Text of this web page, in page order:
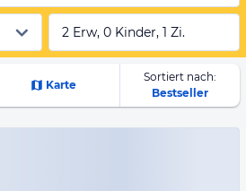
2 Erw, 0 Kinder, 1 Zi.
Karte
Sortiert nach:
Bestseller